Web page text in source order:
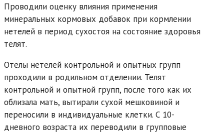
Проводили оценку влияния применения
минеральных кормовых добавок при кормлении
нетелей в период сухостоя на состояние здоровья
телят.
Отелы нетелей контрольной и опытных групп
проходили в родильном отделении. Телят
контрольной и опытной групп, после того как их
облизала мать, вытирали сухой мешковиной и
переносили в индивидуальные клетки. С 10-
дневного возраста их переводили в групповые